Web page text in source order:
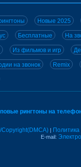
Новые 2025
Бесплатные На
Из фильмов и игр
на звонок Remix
рингтоны на
|
E-mail: